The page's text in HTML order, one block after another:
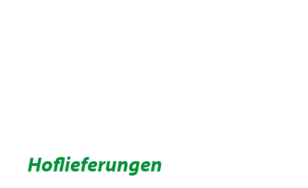
Hoflieferungen